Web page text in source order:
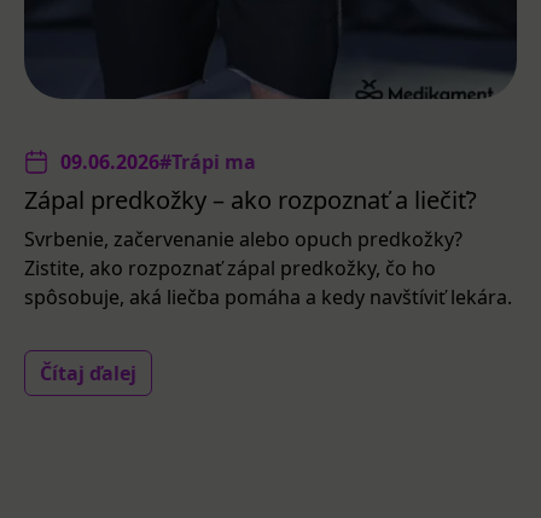
09.06.2026#Trápi ma
Zápal predkožky – ako rozpoznať a liečiť?
Svrbenie, začervenanie alebo opuch predkožky?
Zistite, ako rozpoznať zápal predkožky, čo ho
spôsobuje, aká liečba pomáha a kedy navštíviť lekára.
Čítaj ďalej